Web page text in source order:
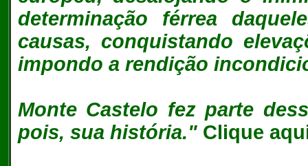
determinação férrea
causas, conquistando
impondo a rendição
Monte Castelo fez parte
pois, sua história." Clique